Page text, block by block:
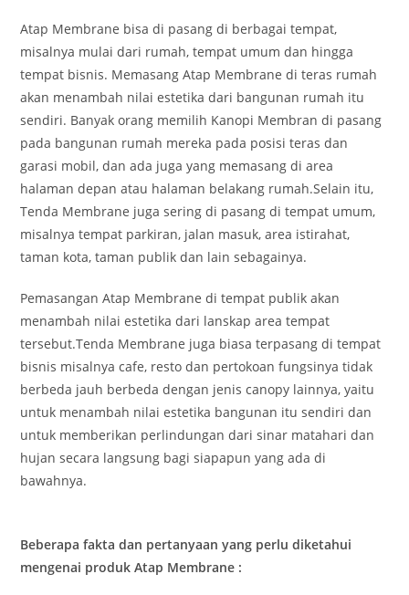
Atap Membrane bisa di pasang di berbagai tempat,
misalnya mulai dari rumah, tempat umum dan hingga
tempat bisnis. Memasang Atap Membrane di teras rumah
akan menambah nilai estetika dari bangunan rumah itu
sendiri. Banyak orang memilih Kanopi Membran di pasang
pada bangunan rumah mereka pada posisi teras dan
garasi mobil, dan ada juga yang memasang di area
halaman depan atau halaman belakang rumah.Selain itu,
Tenda Membrane juga sering di pasang di tempat umum,
misalnya tempat parkiran, jalan masuk, area istirahat,
taman kota, taman publik dan lain sebagainya.
Pemasangan Atap Membrane di tempat publik akan
menambah nilai estetika dari lanskap area tempat
tersebut.Tenda Membrane juga biasa terpasang di tempat
bisnis misalnya cafe, resto dan pertokoan fungsinya tidak
berbeda jauh berbeda dengan jenis canopy lainnya, yaitu
untuk menambah nilai estetika bangunan itu sendiri dan
untuk memberikan perlindungan dari sinar matahari dan
hujan secara langsung bagi siapapun yang ada di
bawahnya.
Beberapa fakta dan pertanyaan yang perlu diketahui
mengenai produk Atap Membrane :